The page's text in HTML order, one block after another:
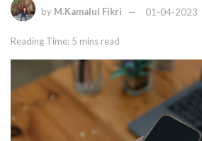
by M.Kamalul Fikri 01-04-2023
Reading Time: 5 mins read